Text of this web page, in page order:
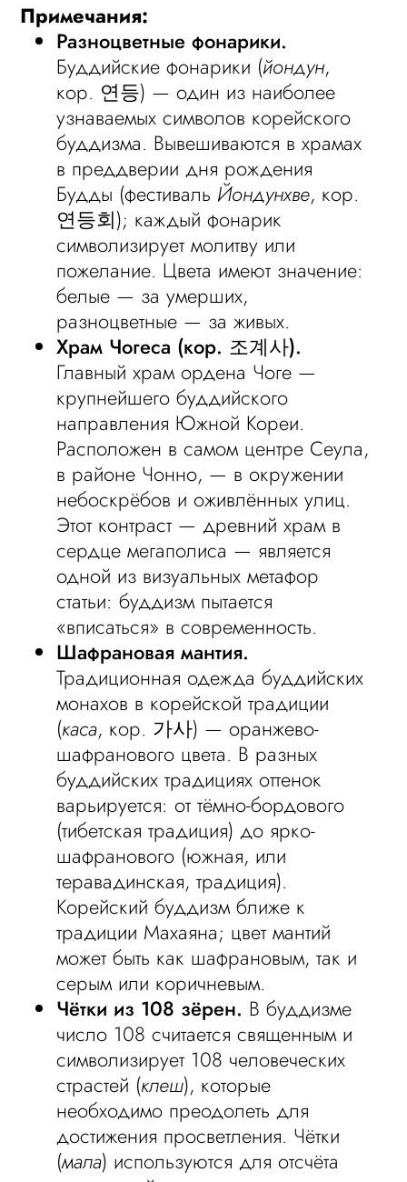
Примечания:
Разноцветные фонарики.
Буддийские фонарики (йондун,
кор. 연등) — один из наиболее
узнаваемых символов корейского
буддизма. Вывешиваются в храмах
в преддверии дня рождения
Будды (фестиваль Йондунхве, кор.
연등회); каждый фонарик
символизирует молитву или
пожелание. Цвета имеют значение:
белые — за умерших,
разноцветные — за живых.
Храм Чогеса (кор. 조계사).
Главный храм ордена Чоге —
крупнейшего буддийского
направления Южной Кореи.
Расположен в самом центре Сеула,
в районе Чонно, — в окружении
небоскрёбов и оживлённых улиц.
Этот контраст — древний храм в
сердце мегаполиса — является
одной из визуальных метафор
статьи: буддизм пытается
«вписаться» в современность.
Шафрановая мантия.
Традиционная одежда буддийских
монахов в корейской традиции
(каса, кор. 가사) — оранжево-
шафранового цвета. В разных
буддийских традициях оттенок
варьируется: от тёмно-бордового
(тибетская традиция) до ярко-
шафранового (южная, или
теравадинская, традиция).
Корейский буддизм ближе к
традиции Махаяна; цвет мантий
может быть как шафрановым, так и
серым или коричневым.
Чётки из 108 зёрен. В буддизме
число 108 считается священным и
символизирует 108 человеческих
страстей (клеш), которые
необходимо преодолеть для
достижения просветления. Чётки
(мала) используются для отсчёта